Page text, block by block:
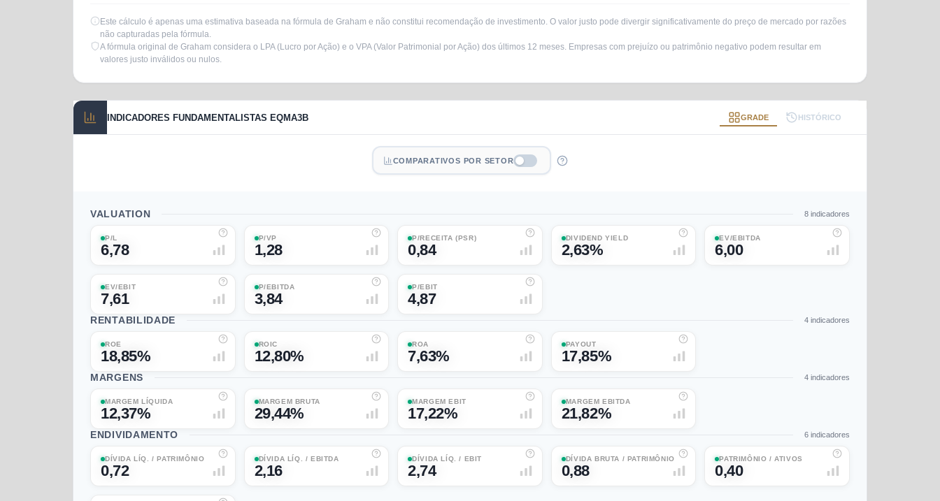
Este cálculo é apenas uma estimativa baseada na fórmula de Graham e não constitui recomendação de investimento. O valor justo pode divergir significativamente do preço de mercado por razões
não capturadas pela fórmula.
A fórmula original de Graham considera o LPA (Lucro por Ação) e o VPA (Valor Patrimonial por Ação) dos últimos 12 meses. Empresas com prejuízo ou patrimônio negativo podem resultar em
valores justo inválidos ou nulos.
INDICADORES FUNDAMENTALISTAS EQMA3B GRADE HISTÓRICO
COMPARATIVOS POR SETOR
VALUATION 8 indicadores
P/L
6,78
P/VP
1,28
P/RECEITA (PSR)
0,84
DIVIDEND YIELD
2,63%
EV/EBITDA
6,00
EV/EBIT
7,61
P/EBITDA
3,84
P/EBIT
4,87
RENTABILIDADE 4 indicadores
ROE
18,85%
ROIC
12,80%
ROA
7,63%
PAYOUT
17,85%
MARGENS 4 indicadores
MARGEM LÍQUIDA
12,37%
MARGEM BRUTA
29,44%
MARGEM EBIT
17,22%
MARGEM EBITDA
21,82%
ENDIVIDAMENTO 6 indicadores
DÍVIDA LÍQ. / PATRIMÔNIO
0,72
DÍVIDA LÍQ. / EBITDA
2,16
DÍVIDA LÍQ. / EBIT
2,74
DÍVIDA BRUTA / PATRIMÔNIO
0,88
PATRIMÔNIO / ATIVOS
0,40